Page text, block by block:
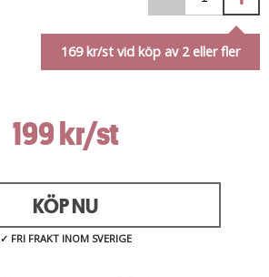
169kr/st vid köp av 2eller fler
199 kr/st
KÖP NU
✓ FRI FRAKT INOM SVERIGE